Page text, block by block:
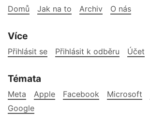
Domů Jak na to Archiv O nás
Více
Přihlásit se Přihlásit k odběru Účet
Témata
Meta Apple Facebook Microsoft
Google